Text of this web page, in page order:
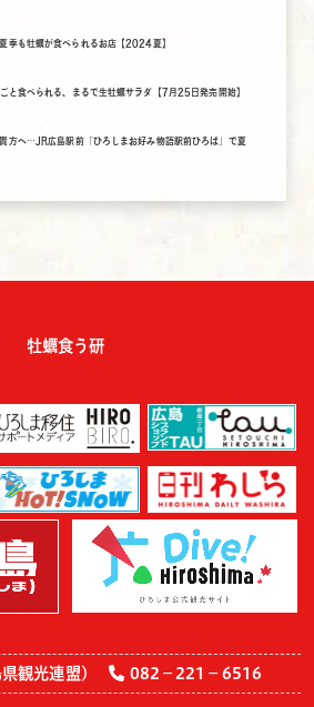
季も牡蠣が食べられるお店【2024夏】
と食べられる、まるで生牡蠣サラダ【7月25日発売開始】
貴方へ…JR広島駅前「ひろしまお好み物語駅前ひろば」で夏
牡蠣食う研
県観光連盟) 082－221－6516